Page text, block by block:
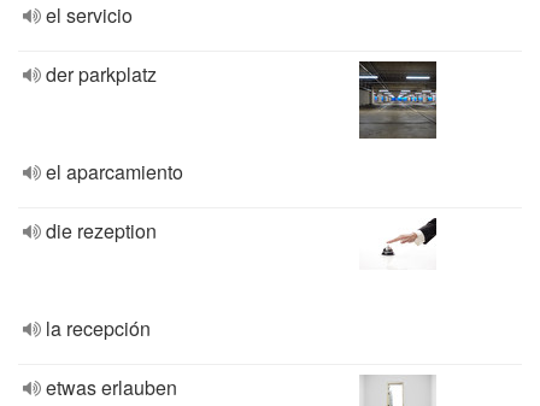
el servicio
der parkplatz
el aparcamiento
die rezeption
la recepción
etwas erlauben